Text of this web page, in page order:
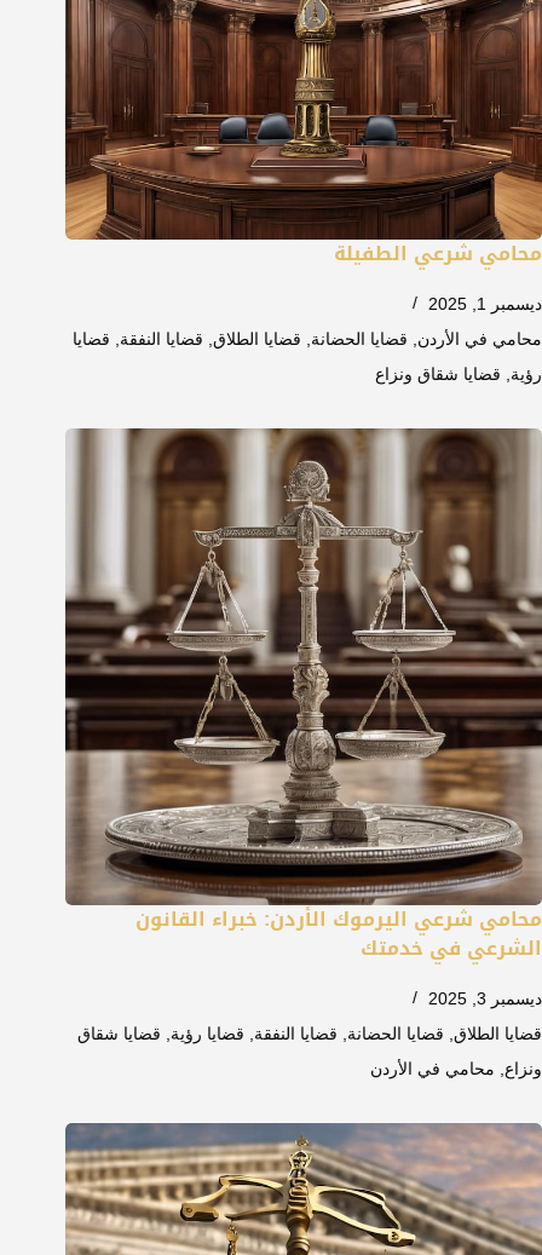
محامي شرعي الطفيلة
ديسمبر 1, 2025
محامي في الأردن
قضايا الحضانة قضايا الطلاق قضايا النفقة
قضايا
رؤية
قضايا شقاق ونزاع
محامي شرعي اليرموك الأردن: خبراء القانون
الشرعي في خدمتك
ديسمبر 3, 2025
قضايا الطلاق قضايا الحضانة قضايا النفقة قضايا رؤية
قضايا شقاق
ونزاع
محامي في الأردن